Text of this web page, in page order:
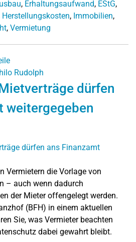
, Erhaltungsaufwand, EStG,
Herstellungskosten, Immobilien,
, Vermietung
Rudolph
dürfen
weitergegeben
Vermietern die Vorlage von
– auch wenn dadurch
der Mieter offengelegt werden.
(BFH) in einem aktuellen
Sie, was Vermieter beachten
dabei gewahrt bleibt.